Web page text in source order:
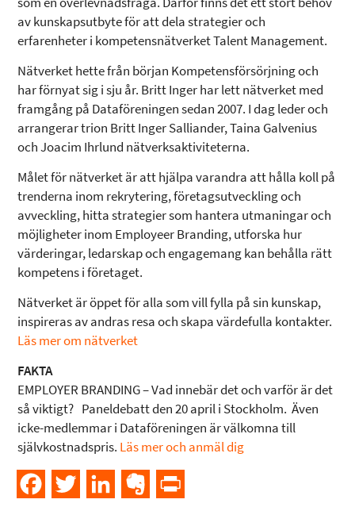
av kunskapsutbyte för att dela strategier och
erfarenheter i kompetensnätverket Talent Management.
Nätverket hette från början Kompetensförsörjning och
har förnyat sig i sju år. Britt Inger har lett nätverket med
framgång på Dataföreningen sedan 2007. I dag leder och
arrangerar trion Britt Inger Salliander, Taina Galvenius
och Joacim Ihrlund nätverksaktiviteterna.
Målet för nätverket är att hjälpa varandra att hålla koll på
trenderna inom rekrytering, företagsutveckling och
avveckling, hitta strategier som hantera utmaningar och
möjligheter inom Employeer Branding, utforska hur
värderingar, ledarskap och engagemang kan behålla rätt
kompetens i företaget.
Nätverket är öppet för alla som vill fylla på sin kunskap,
inspireras av andras resa och skapa värdefulla kontakter.
Läs mer om nätverket
FAKTA
EMPLOYER BRANDING – Vad innebär det och varför är det
så viktigt? Paneldebatt den 20 april i Stockholm. Även
icke-medlemmar i Dataföreningen är välkomna till
självkostnadspris. Läs mer och anmäl dig
FacebookTwitter LinkedInEvernote